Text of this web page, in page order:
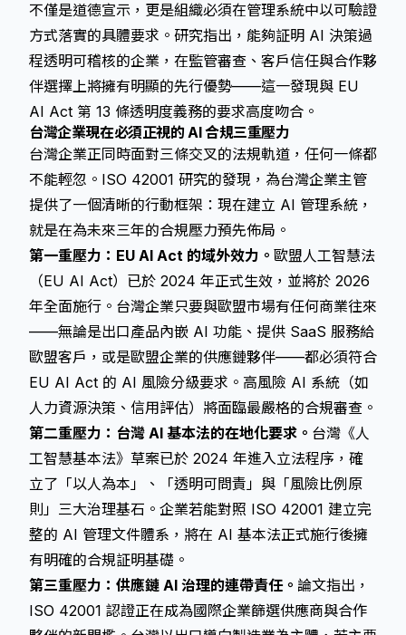
不僅是道德宣示，更是組織必須在管理系統中以可驗證
方式落實的具體要求。研究指出，能夠証明 AI 決策過
程透明可稽核的企業，在監管審查、客戶信任與合作夥
伴選擇上將擁有明顯的先行優勢——這一發現與 EU
AI Act 第 13 條透明度義務的要求高度吻合。
台灣企業現在必須正視的 AI 合規三重壓力
台灣企業正同時面對三條交叉的法規軌道，任何一條都
不能輕忽。ISO 42001 研究的發現，為台灣企業主管
提供了一個清晰的行動框架：現在建立 AI 管理系統，
就是在為未來三年的合規壓力預先佈局。
第一重壓力：EU AI Act 的域外效力。 歐盟人工智慧法
（EU AI Act）已於 2024 年正式生效，並將於 2026
年全面施行。台灣企業只要與歐盟市場有任何商業往來
——無論是出口產品內嵌 AI 功能、提供 SaaS 服務給
歐盟客戶，或是歐盟企業的供應鏈夥伴——都必須符合
EU AI Act 的 AI 風險分級要求。高風險 AI 系統（如
人力資源決策、信用評估）將面臨最嚴格的合規審查。
第二重壓力：台灣 AI 基本法的在地化要求。 台灣《人
工智慧基本法》草案已於 2024 年進入立法程序，確
立了「以人為本」、「透明可問責」與「風險比例原
則」三大治理基石。企業若能對照 ISO 42001 建立完
整的 AI 管理文件體系，將在 AI 基本法正式施行後擁
有明確的合規証明基礎。
第三重壓力：供應鏈 AI 治理的連帶責任。 論文指出，
ISO 42001 認證正在成為國際企業篩選供應商與合作